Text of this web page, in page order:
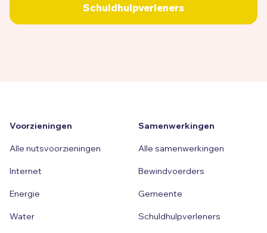
Schuldhulpverleners
Voorzieningen
Alle nutsvoorzieningen
Internet
Energie
Water
Samenwerkingen
Alle samenwerkingen
Bewindvoerders
Gemeente
Schuldhulpverleners